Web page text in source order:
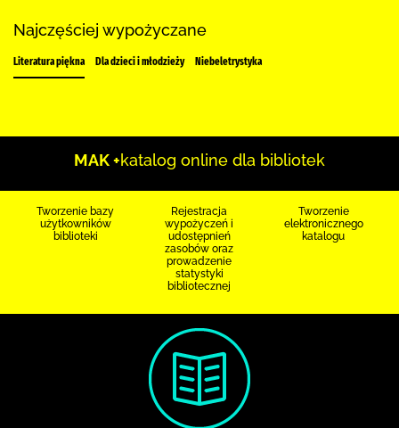
Najczęściej wypożyczane
Literatura piękna Dla dzieci i młodzieży Niebeletrystyka
MAK +katalog online dla bibliotek
Tworzenie bazy
użytkowników
biblioteki
Rejestracja
wypożyczeń i
udostępnień
zasobów oraz
prowadzenie
statystyki
bibliotecznej
Tworzenie
elektronicznego
katalogu